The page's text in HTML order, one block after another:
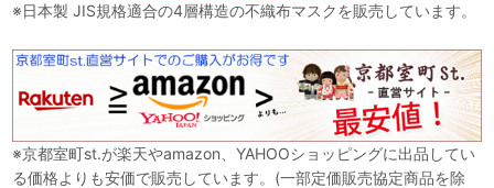
※日本製 JIS規格適合の4層構造の不織布マスクを販売しています。
※京都室町st.が楽天やamazon、YAHOOショッピングに出品してい
る価格よりも安価で販売しています。(一部定価販売協定商品を除